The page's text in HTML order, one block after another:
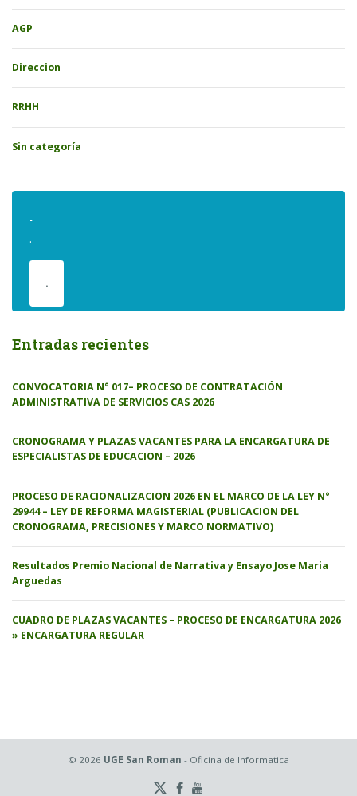
AGP
Direccion
RRHH
Sin categoría
.
.
.
Entradas recientes
CONVOCATORIA N° 017– PROCESO DE CONTRATACIÓN
ADMINISTRATIVA DE SERVICIOS CAS 2026
CRONOGRAMA Y PLAZAS VACANTES PARA LA ENCARGATURA DE
ESPECIALISTAS DE EDUCACION – 2026
PROCESO DE RACIONALIZACION 2026 EN EL MARCO DE LA LEY N°
29944 – LEY DE REFORMA MAGISTERIAL (PUBLICACION DEL
CRONOGRAMA, PRECISIONES Y MARCO NORMATIVO)
Resultados Premio Nacional de Narrativa y Ensayo Jose Maria
Arguedas
CUADRO DE PLAZAS VACANTES – PROCESO DE ENCARGATURA 2026
» ENCARGATURA REGULAR
© 2026 UGE San Roman - Oficina de Informatica